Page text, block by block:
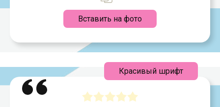
Вставить на фото
Красивый шрифт